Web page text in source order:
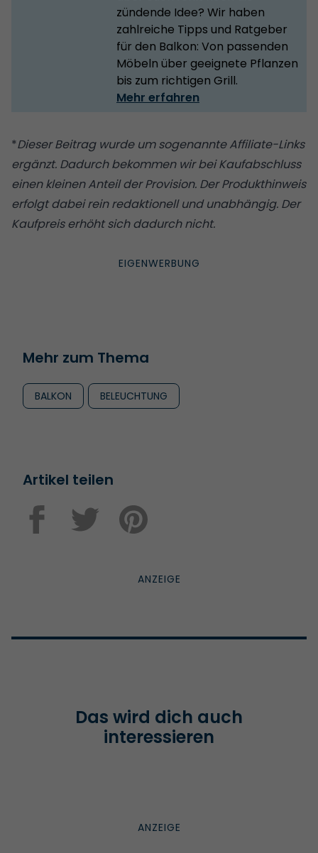
zündende Idee? Wir haben
zahlreiche Tipps und Ratgeber
für den Balkon: Von passenden
Möbeln über geeignete Pflanzen
bis zum richtigen Grill.
Mehr erfahren
*Dieser Beitrag wurde um sogenannte Affiliate-Links
ergänzt. Dadurch bekommen wir bei Kaufabschluss
einen kleinen Anteil der Provision. Der Produkthinweis
erfolgt dabei rein redaktionell und unabhängig. Der
Kaufpreis erhöht sich dadurch nicht.
Mehr zum Thema
BALKON BELEUCHTUNG
Artikel teilen
Das wird dich auch
interessieren